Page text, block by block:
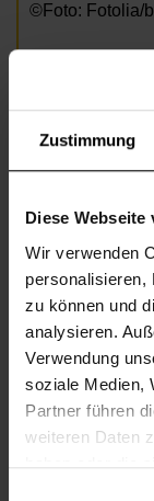
Zustimmung
Diese Webseite
Wir verwenden
personalisieren,
zu können und
analysieren.
Verwendung
soziale Medien,
Partner führen
weiteren Daten
haben oder die
©Foto: Fotolia/
Beginn
Veranstalter
Kontakt